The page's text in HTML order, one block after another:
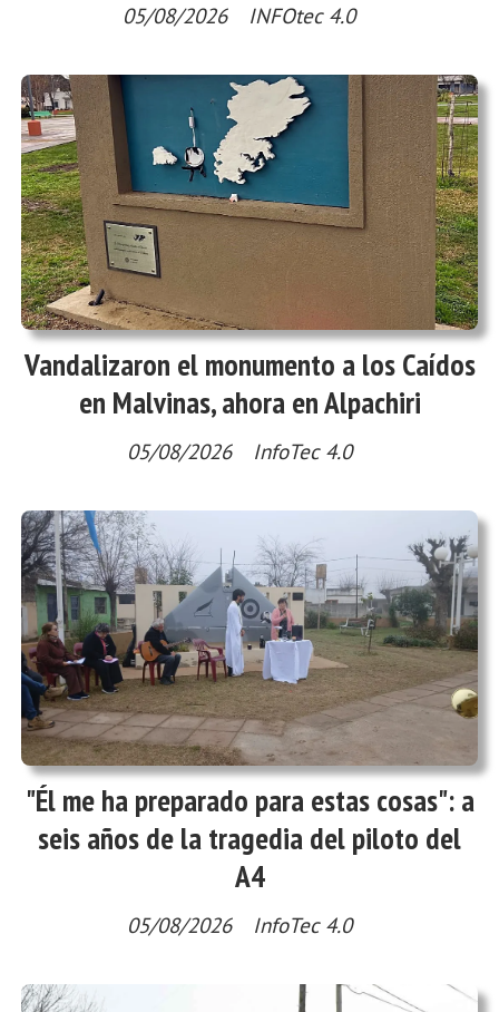
INFOtec 4.0
05/08/2026
Vandalizaron el monumento a los Caídos
en Malvinas, ahora en Alpachiri
InfoTec 4.0
05/08/2026
"Él me ha preparado para estas cosas": a
seis años de la tragedia del piloto del
A4
InfoTec 4.0
05/08/2026